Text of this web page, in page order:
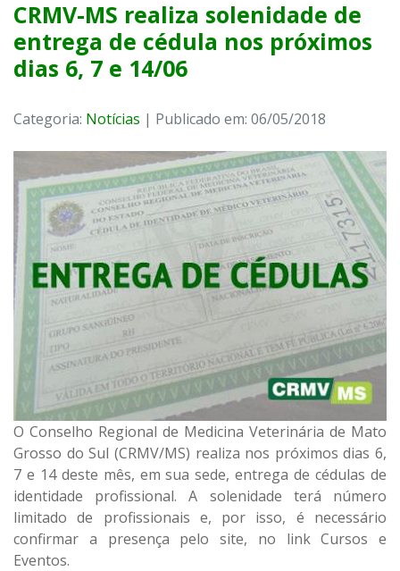
CRMV-MS realiza solenidade de
entrega de cédula nos próximos
dias 6, 7 e 14/06
Categoria: Notícias | Publicado em: 06/05/2018
O Conselho Regional de Medicina Veterinária de Mato
Grosso do Sul (CRMV/MS) realiza nos próximos dias 6,
7 e 14 deste mês, em sua sede, entrega de cédulas de
identidade profissional. A solenidade terá número
limitado de profissionais e, por isso, é necessário
confirmar a presença pelo site, no link Cursos e
Eventos.